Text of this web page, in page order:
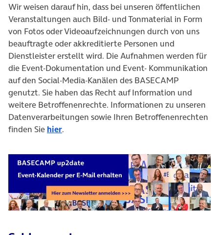
Wir weisen darauf hin, dass bei unseren öffentlichen
Veranstaltungen auch Bild- und Tonmaterial in Form
von Fotos oder Videoaufzeichnungen durch von uns
beauftragte oder akkreditierte Personen und
Dienstleister erstellt wird. Die Aufnahmen werden für
die Event-Dokumentation und Event- Kommunikation
auf den Social-Media-Kanälen des BASECAMP
genutzt. Sie haben das Recht auf Information und
weitere Betroffenenrechte. Informationen zu unseren
Datenverarbeitungen sowie Ihren Betroffenenrechten
finden Sie hier.